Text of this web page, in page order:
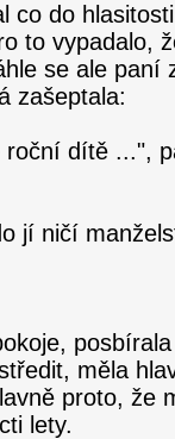
co do
to vypadalo,
se ale paní
zašeptala:
dítě ...",
jí ničí
měla
proto, že
lety.